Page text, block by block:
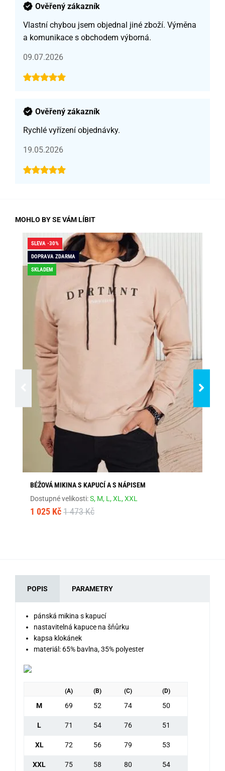
Ověřený zákazník
Vlastní chybou jsem objednal jiné zboží. Výměna
a komunikace s obchodem výborná.
09.07.2026
Ověřený zákazník
Rychlé vyřízení objednávky.
19.05.2026
MOHLO BY SE VÁM LÍBIT
SLEVA -30%
DOPRAVA ZDARMA
SKLADEM
BÉŽOVÁ MIKINA S KAPUCÍ A S NÁPISEM
Dostupné velikosti:S, M, L,XL,XXL
1 025 Kč 1 473 Kč
POPIS PARAMETRY
pánská mikina s kapucí
nastavitelná kapuce na šňůrku
kapsa klokánek
materiál: 65% bavlna, 35% polyester
(A) (B) (C) (D)
M 69 52 74 50
L 71 54 76 51
XL 72 56 79 53
XXL 75 58 80 54